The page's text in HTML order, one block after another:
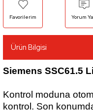
Yorum
Ürün Bilgisi
Siemens SSC61.5
Kontrol moduna
kontrol. Son